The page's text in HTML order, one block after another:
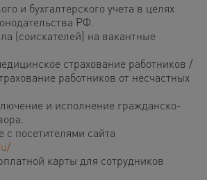
и бухгалтерского учета в целях
РФ.
(соискателей) на вакантные
страхование работников /
работников от несчастных
и исполнение гражданско-
с посетителями сайта
карты для сотрудников